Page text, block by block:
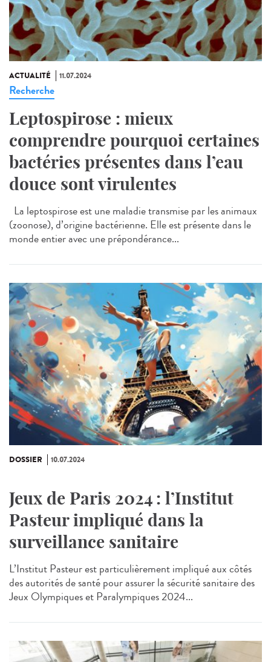
ACTUALITÉ 11.07.2024
Recherche
Leptospirose : mieux
comprendre pourquoi certaines
bactéries présentes dans l’eau
douce sont virulentes
La leptospirose est une maladie transmise par les animaux
(zoonose), d’origine bactérienne. Elle est présente dans le
monde entier avec une prépondérance...
DOSSIER 10.07.2024
Jeux de Paris 2024 : l’Institut
Pasteur impliqué dans la
surveillance sanitaire
L’Institut Pasteur est particulièrement impliqué aux côtés
des autorités de santé pour assurer la sécurité sanitaire des
Jeux Olympiques et Paralympiques 2024...